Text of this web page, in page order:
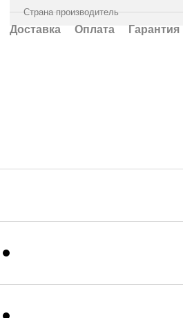
Страна производитель
Доставка Оплата Гарантия